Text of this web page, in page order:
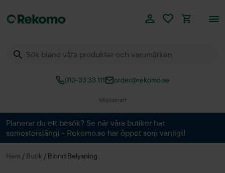
010-33 33 111 order@rekomo.se
Miljösmart
Planerar du ett besök? Se när våra butiker har
semesterstängt - Rekomo.se har öppet som vanligt!
Hem / Butik / Blond Belysning